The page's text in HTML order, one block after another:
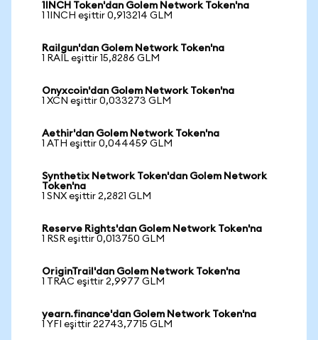
1INCH Token'dan Golem Network Token'na
1 1INCH eşittir 0,913214 GLM
Railgun'dan Golem Network Token'na
1 RAIL eşittir 15,8286 GLM
Onyxcoin'dan Golem Network Token'na
1 XCN eşittir 0,033273 GLM
Aethir'dan Golem Network Token'na
1 ATH eşittir 0,044459 GLM
Synthetix Network Token'dan Golem Network
Token'na
1 SNX eşittir 2,2821 GLM
Reserve Rights'dan Golem Network Token'na
1 RSR eşittir 0,013750 GLM
OriginTrail'dan Golem Network Token'na
1 TRAC eşittir 2,9977 GLM
yearn.finance'dan Golem Network Token'na
1 YFI eşittir 22743,7715 GLM